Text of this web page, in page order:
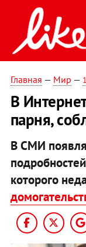
Главная — Мир —
В
парня,
В СМИ
которого